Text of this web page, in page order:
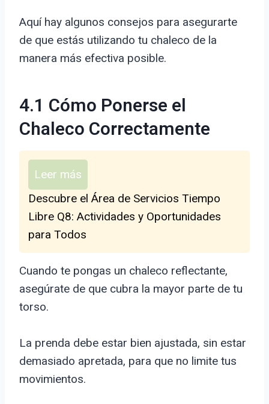
Aquí hay algunos consejos para asegurarte
de que estás utilizando tu chaleco de la
manera más efectiva posible.
4.1 Cómo Ponerse el
Chaleco Correctamente
Leer más
Descubre el Área de Servicios Tiempo
Libre Q8: Actividades y Oportunidades
para Todos
Cuando te pongas un chaleco reflectante,
asegúrate de que cubra la mayor parte de tu
torso.
La prenda debe estar bien ajustada, sin estar
demasiado apretada, para que no limite tus
movimientos.